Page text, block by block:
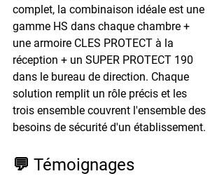
complet, la combinaison idéale est une
gamme HS dans chaque chambre +
une armoire CLES PROTECT à la
réception + un SUPER PROTECT 190
dans le bureau de direction. Chaque
solution remplit un rôle précis et les
trois ensemble couvrent l'ensemble des
besoins de sécurité d'un établissement.
💬 Témoignages